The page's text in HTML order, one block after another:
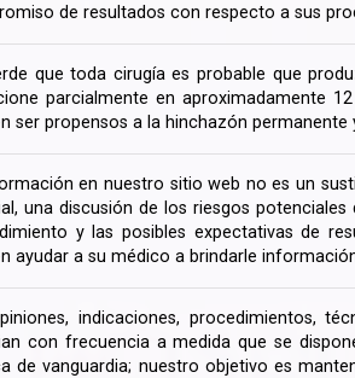
de resultados con respecto a sus
que toda cirugía es probable que
parcialmente en aproximadamente
ser propensos a la hinchazón permanente
en nuestro sitio web no es un
una discusión de los riesgos
y las posibles expectativas de
ayudar a su médico a brindarle
indicaciones, procedimientos,
con frecuencia a medida que se
de vanguardia; nuestro objetivo es